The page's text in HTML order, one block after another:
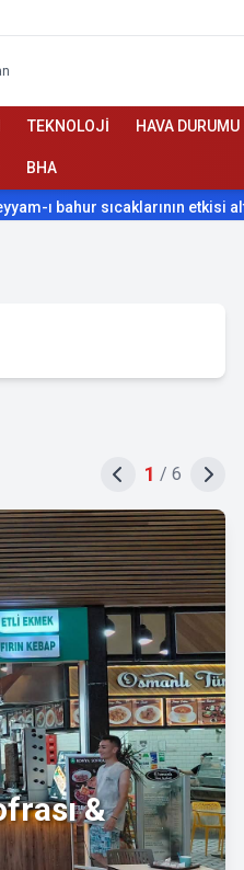
TEKNOLOJİ HAVA DURUMU
BHA
sıcaklarının etkisi altına giriyor
1 / 6
&